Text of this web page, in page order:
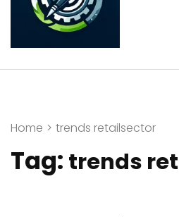
Home > trends retailsector
Tag: trends